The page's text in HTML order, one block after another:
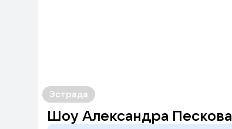
Эстрада
Шоу Александра Пескова